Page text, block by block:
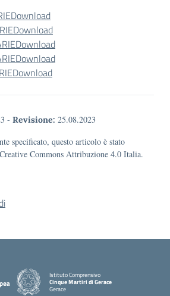
Download
Download
Download
Download
Download
- Revisione: 25.08.2023
specificato, questo articolo è stato
Commons Attribuzione 4.0 Italia.
Istituto Comprensivo
Cinque Martiri di Gerace
Gerace